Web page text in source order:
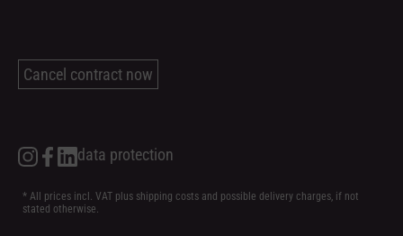
Cancel contract now
data protection
* All prices incl. VAT plus shipping costs and possible delivery charges, if not
stated otherwise.